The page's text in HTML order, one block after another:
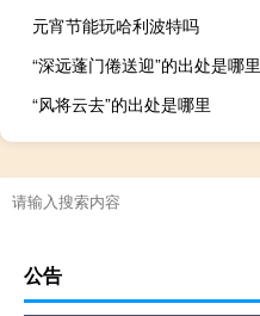
元宵节能玩哈利波特吗
“深远蓬门倦送迎”的出处是哪里
“风将云去”的出处是哪里
公告